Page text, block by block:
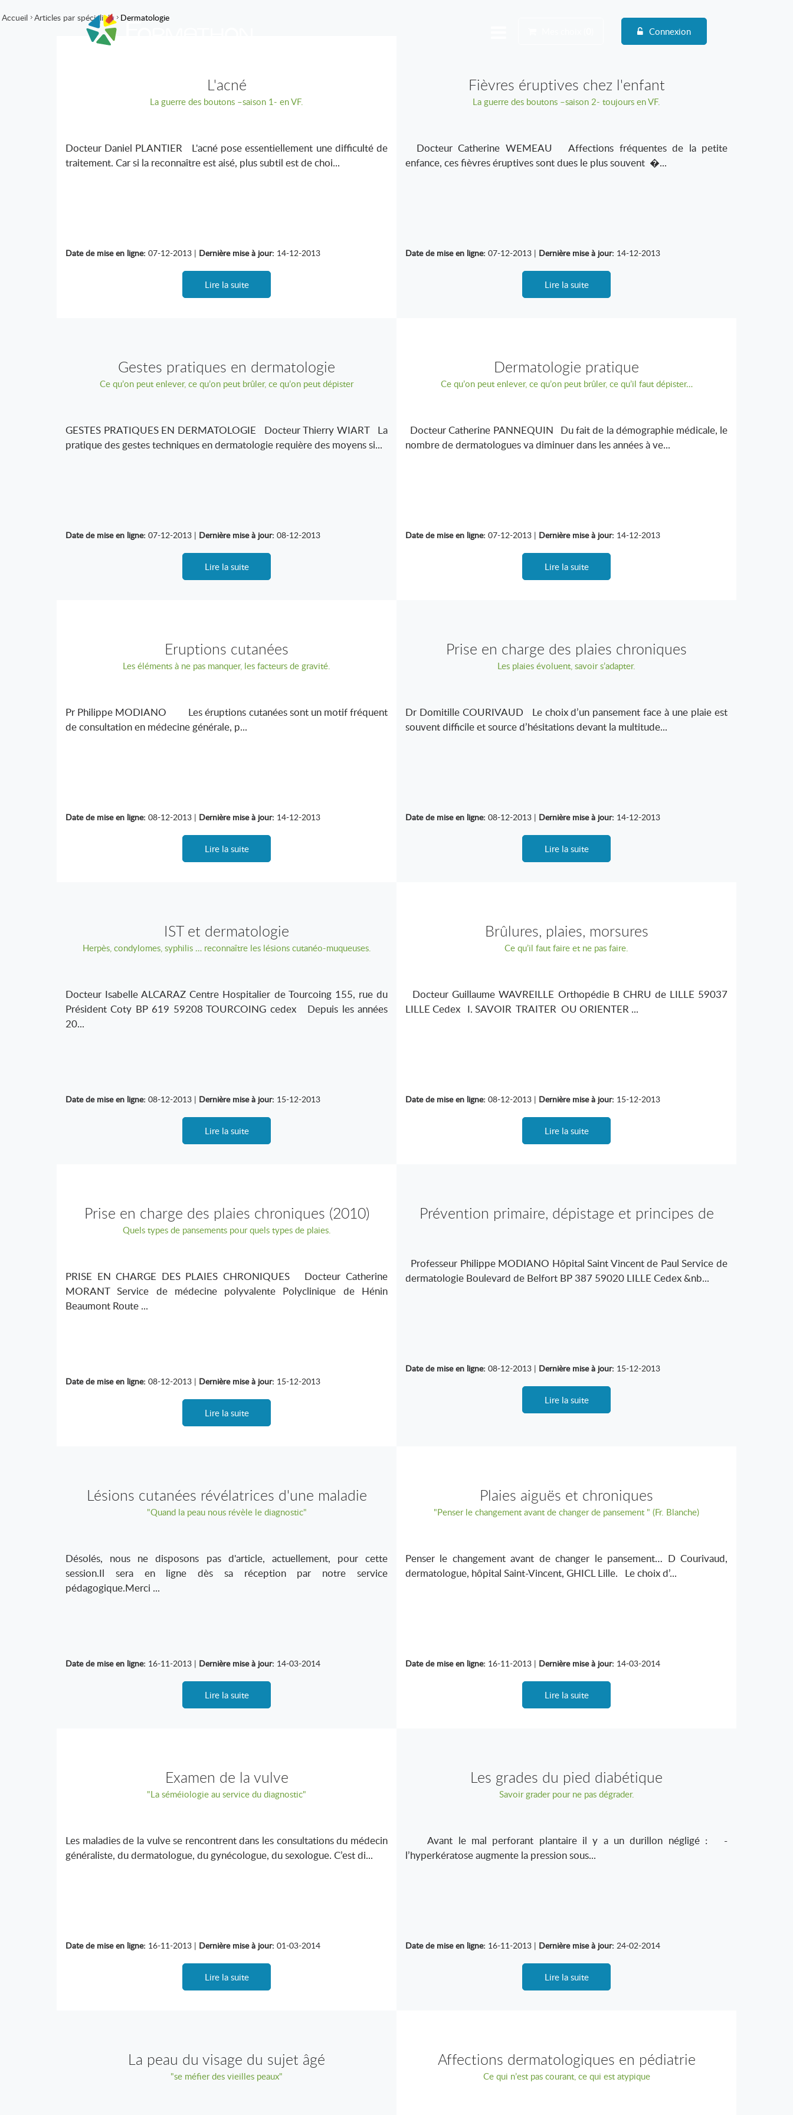
Connexion
Accueil Articles par spécialités Dermatologie
L'acné
La guerre des boutons –saison 1- en VF.
Docteur Daniel PLANTIER L'acné pose essentiellement une difficulté de
traitement. Car si la reconnaître est aisé, plus subtil est de choi...
Date de mise en ligne: 07-12-2013 | Dernière mise à jour: 14-12-2013
Lire la suite
Fièvres éruptives chez l'enfant
La guerre des boutons –saison 2- toujours en VF.
Docteur Catherine WEMEAU Affections fréquentes de la petite
enfance, ces fièvres éruptives sont dues le plus souvent �...
Date de mise en ligne: 07-12-2013 | Dernière mise à jour: 14-12-2013
Lire la suite
Gestes pratiques en dermatologie
Ce qu’on peut enlever, ce qu’on peut brûler, ce qu’on peut dépister
GESTES PRATIQUES EN DERMATOLOGIE Docteur Thierry WIART La
pratique des gestes techniques en dermatologie requière des moyens si...
Date de mise en ligne: 07-12-2013 | Dernière mise à jour: 08-12-2013
Lire la suite
Dermatologie pratique
Ce qu’on peut enlever, ce qu’on peut brûler, ce qu’il faut dépister…
Docteur Catherine PANNEQUIN Du fait de la démographie médicale, le
nombre de dermatologues va diminuer dans les années à ve...
Date de mise en ligne: 07-12-2013 | Dernière mise à jour: 14-12-2013
Lire la suite
Eruptions cutanées
Les éléments à ne pas manquer, les facteurs de gravité.
Pr Philippe MODIANO Les éruptions cutanées sont un motif fréquent
de consultation en médecine générale, p...
Date de mise en ligne: 08-12-2013 | Dernière mise à jour: 14-12-2013
Lire la suite
Prise en charge des plaies chroniques
Les plaies évoluent, savoir s’adapter.
Dr Domitille COURIVAUD Le choix d’un pansement face à une plaie est
souvent difficile et source d’hésitations devant la multitude...
Date de mise en ligne: 08-12-2013 | Dernière mise à jour: 14-12-2013
Lire la suite
IST et dermatologie
Herpès, condylomes, syphilis … reconnaître les lésions cutanéo-muqueuses.
Docteur Isabelle ALCARAZ Centre Hospitalier de Tourcoing 155, rue du
Président Coty BP 619 59208 TOURCOING cedex Depuis les années
20...
Date de mise en ligne: 08-12-2013 | Dernière mise à jour: 15-12-2013
Lire la suite
Brûlures, plaies, morsures
Ce qu’il faut faire et ne pas faire.
Docteur Guillaume WAVREILLE Orthopédie B CHRU de LILLE 59037
LILLE Cedex I. SAVOIR TRAITER OU ORIENTER ...
Date de mise en ligne: 08-12-2013 | Dernière mise à jour: 15-12-2013
Lire la suite
Prise en charge des plaies chroniques (2010)
Quels types de pansements pour quels types de plaies.
PRISE EN CHARGE DES PLAIES CHRONIQUES Docteur Catherine
MORANT Service de médecine polyvalente Polyclinique de Hénin
Beaumont Route ...
Date de mise en ligne: 08-12-2013 | Dernière mise à jour: 15-12-2013
Lire la suite
Prévention primaire, dépistage et principes de
Professeur Philippe MODIANO Hôpital Saint Vincent de Paul Service de
dermatologie Boulevard de Belfort BP 387 59020 LILLE Cedex &nb...
Date de mise en ligne: 08-12-2013 | Dernière mise à jour: 15-12-2013
Lire la suite
Lésions cutanées révélatrices d'une maladie
générale
"Quand la peau nous révèle le diagnostic"
Désolés, nous ne disposons pas d'article, actuellement, pour cette
session.Il sera en ligne dès sa réception par notre service
pédagogique.Merci ...
Date de mise en ligne: 16-11-2013 | Dernière mise à jour: 14-03-2014
Lire la suite
Plaies aiguës et chroniques
"Penser le changement avant de changer de pansement " (Fr. Blanche)
Penser le changement avant de changer le pansement… D Courivaud,
dermatologue, hôpital Saint-Vincent, GHICL Lille. Le choix d’...
Date de mise en ligne: 16-11-2013 | Dernière mise à jour: 14-03-2014
Lire la suite
Examen de la vulve
"La séméiologie au service du diagnostic"
Les maladies de la vulve se rencontrent dans les consultations du médecin
généraliste, du dermatologue, du gynécologue, du sexologue. C’est di...
Date de mise en ligne: 16-11-2013 | Dernière mise à jour: 01-03-2014
Lire la suite
Les grades du pied diabétique
Savoir grader pour ne pas dégrader.
Avant le mal perforant plantaire il y a un durillon négligé : -
l’hyperkératose augmente la pression sous...
Date de mise en ligne: 16-11-2013 | Dernière mise à jour: 24-02-2014
Lire la suite
La peau du visage du sujet âgé
"se méfier des vieilles peaux"
Affections dermatologiques en pédiatrie
Ce qui n’est pas courant, ce qui est atypique